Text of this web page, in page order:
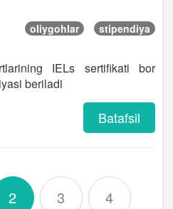
oliygohlar stipendiya
IELs sertifikati bor
beriladi
Batafsil
2 3 4